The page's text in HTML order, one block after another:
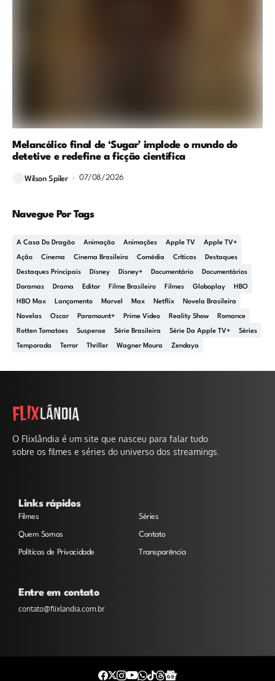
Melancólico final de ‘Sugar’ implode o mundo do
detetive e redefine a ficção científica
Wilson Spiler 07/08/2026
Navegue Por Tags
A Casa Do Dragão Animação Animações Apple TV Apple TV+
Ação Cinema Cinema Brasileiro Comédia Críticas Destaques
Destaques Principais Disney Disney+ Documentário Documentários
Doramas Drama Editor Filme Brasileiro Filmes Globoplay HBO
HBO Max Lançamento Marvel Max Netflix Novela Brasileira
Novelas Oscar Paramount+ Prime Video Reality Show Romance
Rotten Tomatoes Suspense Série Brasileira Série Da Apple TV+ Séries
Temporada Terror Thriller Wagner Moura Zendaya
O Flixlândia é um site que nasceu para falar tudo
sobre os filmes e séries do universo dos streamings.
Links rápidos
Filmes Séries
Quem Somos Contato
Políticas de Privacidade Transparência
Entre em contato
contato@flixlandia.com.br